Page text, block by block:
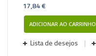
17,84 €
ADICIONAR AO CARRINHO
Lista de desejos